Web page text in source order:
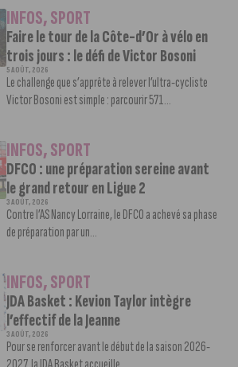
INFOS,SPORT
Faire le tour de la Côte-d’Or à vélo en
trois jours : le défi de Victor Bosoni
5 AOÛT, 2026
Le challenge que s’apprête à relever l’ultra-cycliste
Victor Bosoni est simple : parcourir 571...
INFOS,SPORT
DFCO : une préparation sereine avant
le grand retour en Ligue 2
3 AOÛT, 2026
Contre l’AS Nancy Lorraine, le DFCO a achevé sa phase
de préparation par un...
INFOS,SPORT
JDA Basket : Kevion Taylor intègre
l’effectif de la Jeanne
3 AOÛT, 2026
Pour se renforcer avant le début de la saison 2026-